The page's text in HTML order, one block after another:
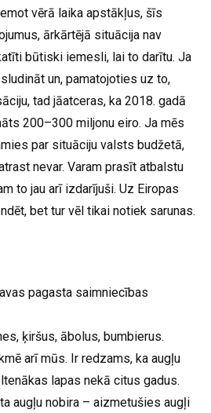
vērā laika apstākļus, šīs
ārkārtējā situācija nav
būtiski iemesli, lai to darītu. Ja
un, pamatojoties uz to,
tad jāatceras, ka 2018. gadā
200–300 miljonu eiro. Ja mēs
par situāciju valsts budžetā,
nevar. Varam prasīt atbalstu
to jau arī izdarījuši. Uz Eiropas
bet tur vēl tikai notiek sarunas.
pagasta saimniecības
ķiršus, ābolus, bumbierus.
arī mūs. Ir redzams, ka augļu
lapas nekā citus gadus.
augļu nobira – aizmetušies augļi